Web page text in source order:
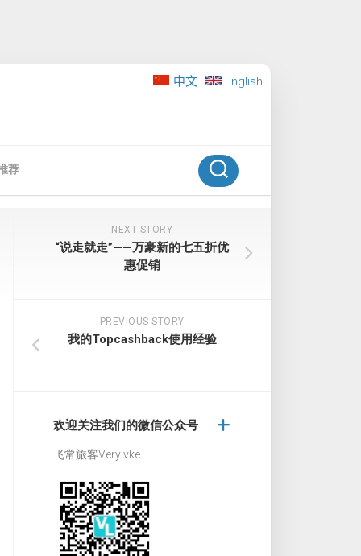
荐
中文 English
NEXT STORY
“说走就走”——万豪新的七五折优
惠促销
PREVIOUS STORY
我的Topcashback使用经验
欢迎关注我们的微信公众号
飞常旅客Verylvke